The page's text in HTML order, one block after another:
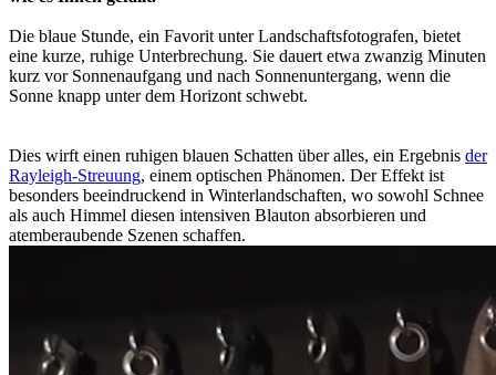
Die blaue Stunde, ein Favorit unter Landschaftsfotografen, bietet
eine kurze, ruhige Unterbrechung. Sie dauert etwa zwanzig Minuten
kurz vor Sonnenaufgang und nach Sonnenuntergang, wenn die
Sonne knapp unter dem Horizont schwebt.
Dies wirft einen ruhigen blauen Schatten über alles, ein Ergebnis der
Rayleigh-Streuung, einem optischen Phänomen. Der Effekt ist
besonders beeindruckend in Winterlandschaften, wo sowohl Schnee
als auch Himmel diesen intensiven Blauton absorbieren und
atemberaubende Szenen schaffen.